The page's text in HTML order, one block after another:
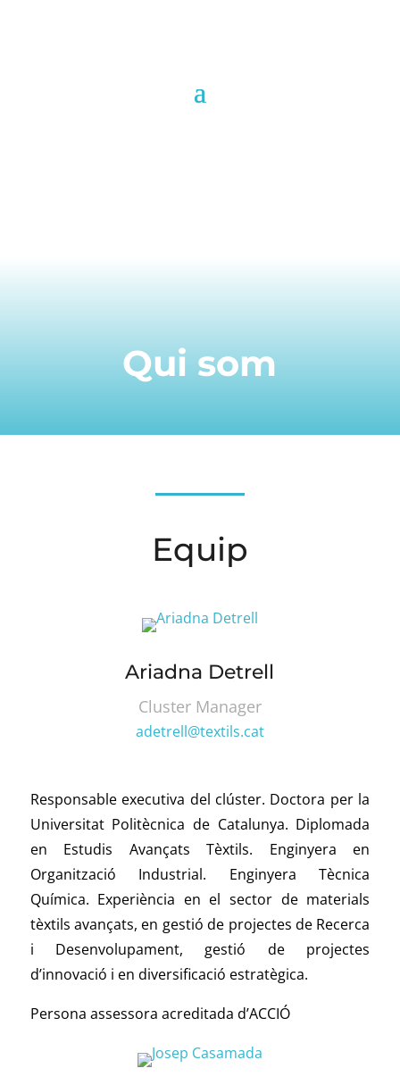
Qui som
Equip
Ariadna Detrell
Cluster Manager
adetrell@textils.cat
Responsable executiva del clúster. Doctora per la
Universitat Politècnica de Catalunya. Diplomada
en Estudis Avançats Tèxtils. Enginyera en
Organització Industrial. Enginyera Tècnica
Química. Experiència en el sector de materials
tèxtils avançats, en gestió de projectes de Recerca
i Desenvolupament, gestió de projectes
d’innovació i en diversificació estratègica.
Persona assessora acreditada d’ACCIÓ